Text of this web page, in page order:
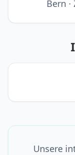
Bern ·
Unsere